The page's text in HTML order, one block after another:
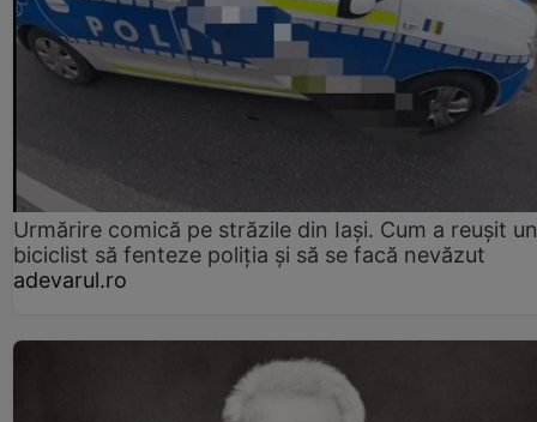
Urmărire comică pe străzile din Iași. Cum a reușit un
biciclist să fenteze poliția și să se facă nevăzut
adevarul.ro